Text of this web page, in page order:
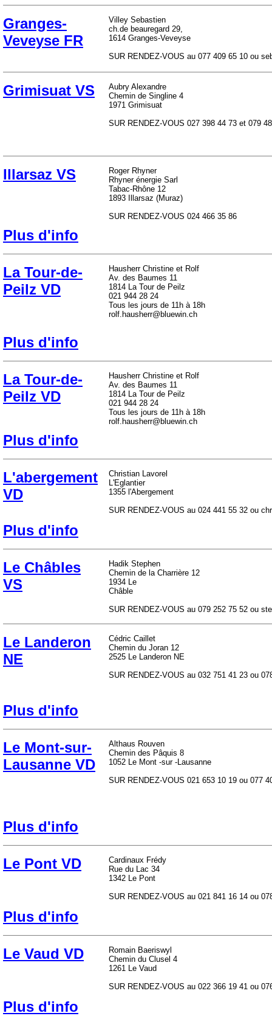
Granges-
Veveyse FR
Villey Sebastien
ch.de beauregard 29,
1614 Granges-Veveyse
SUR RENDEZ-VOUS au 077 409 65 10 ou
Grimisuat VS
Aubry Alexandre
Chemin de Singline 4
1971 Grimisuat
SUR RENDEZ-VOUS 027 398 44 73 et 079
Illarsaz VS
Roger Rhyner
Rhyner énergie Sarl
Tabac-Rhône 12
1893 Illarsaz (Muraz)
SUR RENDEZ-VOUS 024 466 35 86
Plus d'info
La Tour-de-
Peilz VD
Hausherr Christine et Rolf
Av. des Baumes 11
1814 La Tour de Peilz
021 944 28 24
Tous les jours de 11h à 18h
rolf.hausherr@bluewin.ch
Plus d'info
La Tour-de-
Peilz VD
Hausherr Christine et Rolf
Av. des Baumes 11
1814 La Tour de Peilz
021 944 28 24
Tous les jours de 11h à 18h
rolf.hausherr@bluewin.ch
Plus d'info
L'abergement
VD
Christian Lavorel
L'Eglantier
1355 l'Abergement
SUR RENDEZ-VOUS au 024 441 55 32 ou
Plus d'info
Le Châbles
VS
Hadik Stephen
Chemin de la Charrière 12
1934 Le
Châble
SUR RENDEZ-VOUS au 079 252 75 52 ou
Le Landeron
NE
Cédric Caillet
Chemin du Joran 12
2525 Le Landeron NE
SUR RENDEZ-VOUS au 032 751 41 23 ou
Plus d'info
Le Mont-sur-
Lausanne VD
Althaus Rouven
Chemin des Pâquis 8
1052 Le Mont -sur -Lausanne
SUR RENDEZ-VOUS 021 653 10 19 ou 077
Plus d'info
Le Pont VD
Cardinaux Frédy
Rue du Lac 34
1342 Le Pont
SUR RENDEZ-VOUS au 021 841 16 14 ou
Plus d'info
Le Vaud VD
Romain Baeriswyl
Chemin du Clusel 4
1261 Le Vaud
SUR RENDEZ-VOUS au 022 366 19 41 ou
Plus d'info